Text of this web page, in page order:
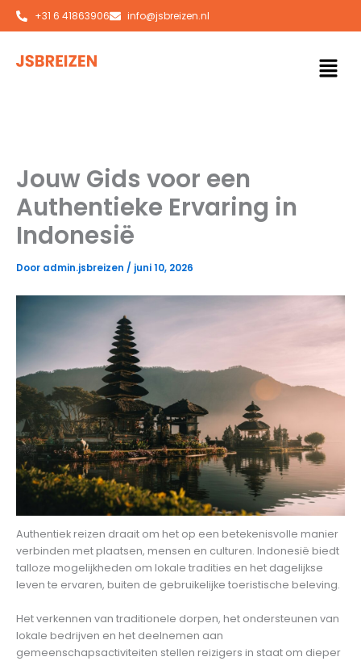
naar
inhoud
+31 6 41863906 info@jsbreizen.nl
Jouw Gids voor een
Authentieke Ervaring in
Indonesië
Door admin.jsbreizen / juni 10, 2026
Authentiek reizen draait om het op een betekenisvolle manier
verbinden met plaatsen, mensen en culturen. Indonesië biedt
talloze mogelijkheden om lokale tradities en het dagelijkse
leven te ervaren, buiten de gebruikelijke toeristische beleving.
Het verkennen van traditionele dorpen, het ondersteunen van
lokale bedrijven en het deelnemen aan
gemeenschapsactiviteiten stellen reizigers in staat om dieper